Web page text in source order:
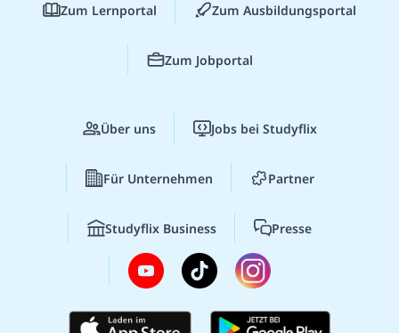
Zum Lernportal Zum Ausbildungsportal
Zum Jobportal
Über uns Jobs bei Studyflix
Für Unternehmen Partner
Studyflix Business Presse